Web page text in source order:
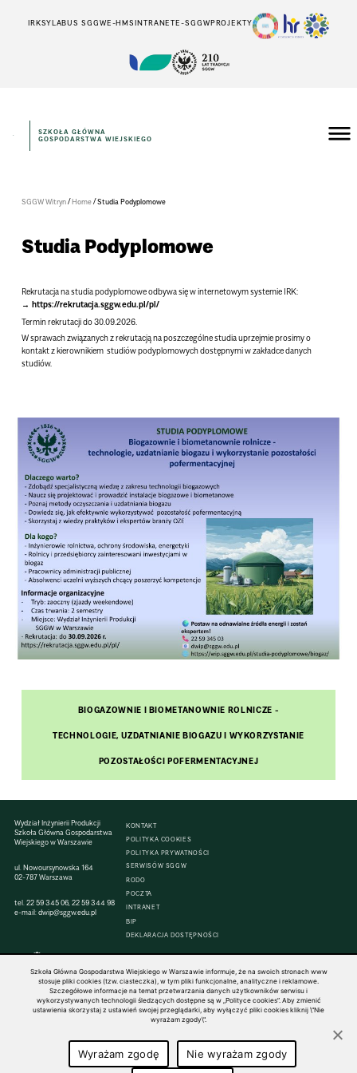
IRKSYLABUS SGGWE-HMSINTRANETE-SGGWPROJEKTY
SZKOŁA GŁÓWNA
GOSPODARSTWA WIEJSKIEGO
SGGW Witryn/Home/Studia Podyplomowe
Studia Podyplomowe
Rekrutacja na studia podyplomowe odbywa się w internetowym systemie IRK:
https://rekrutacja.sggw.edu.pl/pl/
Termin rekrutacji do 30.09.2026.
W sprawach związanych z rekrutacją na poszczególne studia uprzejmie prosimy o
kontakt z kierownikiem studiów podyplomowych dostępnymi w zakładce danych
studiów.
BIOGAZOWNIE I BIOMETANOWNIE ROLNICZE -
TECHNOLOGIE, UZDATNIANIE BIOGAZU I WYKORZYSTANIE
POZOSTAŁOŚCI POFERMENTACYJNEJ
Wydział Inżynierii Produkcji
Szkoła Główna Gospodarstwa
Wiejskiego w Warszawie
ul. Nowoursynowska 164
02-787 Warszawa
tel. 22 59 345 06, 22 59 344 98
e-mail:dwip@sggw.edu.pl
KONTAKT
POLITYKA COOKIES
POLITYKA PRYWATNOŚCI
SERWISÓW SGGW
RODO
POCZTA
INTRANET
BIP
DEKLARACJA DOSTĘPNOŚCI
© 1816–2026 SGGW — ALL RIGHTS RESERVED
Szkoła Główna Gospodarstwa Wiejskiego w Warszawie informuje, że na swoich stronach www
stosuje pliki cookies (tzw. ciasteczka), w tym pliki funkcjonalne, analityczne i reklamowe.
Szczegółowe informacje na temat przetwarzania danych użytkowników serwisu i
wykorzystywanych technologii śledzących dostępne są w „Polityce cookies”. Aby zmienić
ustawienia skorzystaj z ustawień swojej przeglądarki, aby wyłączyć pliki cookies kliknij \"Nie
wyrażam zgody\".
Wyrażam zgodę Nie wyrażam zgody